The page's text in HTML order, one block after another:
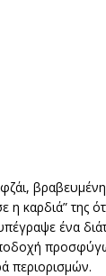
η καρδιά”
ένα
περιορισμών.